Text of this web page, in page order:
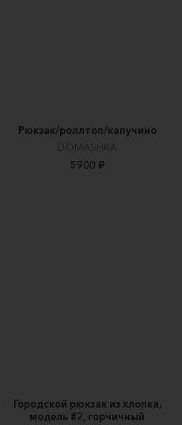
Рюкзак/роллтоп/капучино
DOMASHKA
5900 ₽
Городской рюкзак из хлопка,
модель #2, горчичный